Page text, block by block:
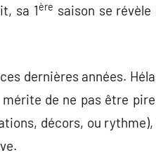
sa 1ère saison se
dernières années.
de ne pas être
décors, ou